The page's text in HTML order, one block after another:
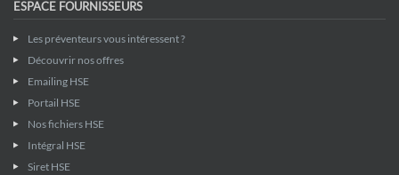
ESPACE FOURNISSEURS
Les préventeurs vous intéressent ?
Découvrir nos offres
Emailing HSE
Portail HSE
Nos fichiers HSE
Intégral HSE
Siret HSE